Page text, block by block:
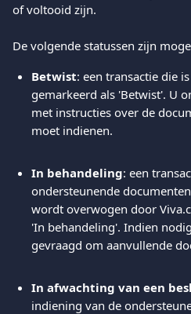
of voltooid zijn.
De volgende statussen zijn
Betwist: een transactie die
gemarkeerd als 'Betwist'. U
met instructies over de
moet indienen.
In behandeling: een
ondersteunende
wordt overwogen door
'In behandeling'. Indien
gevraagd om aanvullende
In afwachting van een
indiening van de